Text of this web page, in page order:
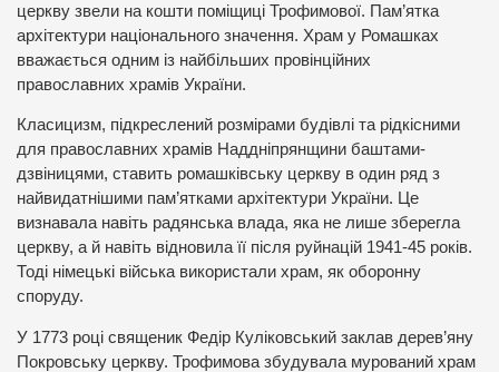
церкву звели на кошти поміщиці Трофимової. Пам’ятка
архітектури національного значення. Храм у Ромашках
вважається одним із найбільших провінційних
православних храмів України.
Класицизм, підкреслений розмірами будівлі та рідкісними
для православних храмів Наддніпрянщини баштами-
дзвіницями, ставить ромашківську церкву в один ряд з
найвидатнішими пам’ятками архітектури України. Це
визнавала навіть радянська влада, яка не лише зберегла
церкву, а й навіть відновила її після руйнацій 1941-45 років.
Тоді німецькі війська використали храм, як оборонну
споруду.
У 1773 році священик Федір Куліковський заклав дерев’яну
Покровську церкву. Трофимова збудувала мурований храм